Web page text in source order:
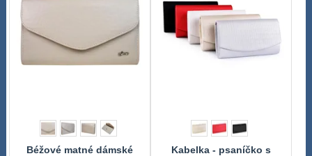
Béžové matné dámské
Kabelka - psaníčko s